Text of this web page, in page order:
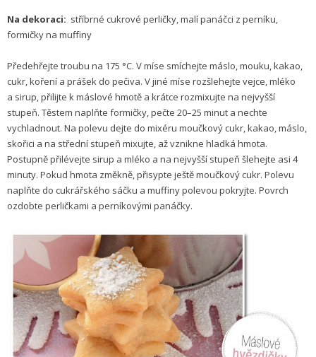
Na dekoraci: stříbrné cukrové perličky, malí panáčci z perníku,
formičky na muffiny
Předehřejte troubu na 175 °C. V míse smíchejte máslo, mouku, kakao,
cukr, koření a prášek do pečiva. V jiné míse rozšlehejte vejce, mléko
a sirup, přilijte k máslové hmotě a krátce rozmixujte na nejvyšší
stupeň. Těstem naplňte formičky, pečte 20–25 minut a nechte
vychladnout. Na polevu dejte do mixéru moučkový cukr, kakao, máslo,
skořici a na střední stupeň mixujte, až vznikne hladká hmota.
Postupně přilévejte sirup a mléko a na nejvyšší stupeň šlehejte asi 4
minuty. Pokud hmota změkně, přisypte ještě moučkový cukr. Polevu
naplňte do cukrářského sáčku a muffiny polevou pokryjte. Povrch
ozdobte perličkami a perníkovými panáčky.